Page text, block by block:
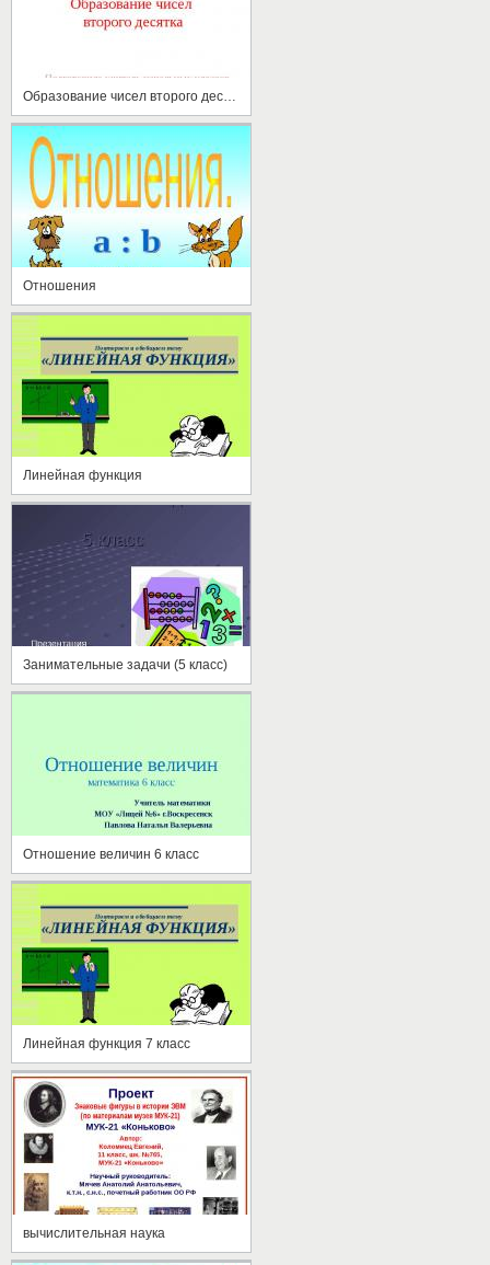
Отношения
Линейная функция
Занимательные задачи (5 класс)
Отношение величин 6 класс
Линейная функция 7 класс
вычислительная наука